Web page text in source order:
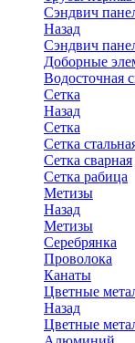
Сэндвич
Назад
Сэндвич
Доборные
Водосточная
Сетка
Назад
Сетка
Сетка
Сетка сварная
Сетка рабица
Метизы
Назад
Метизы
Серебрянка
Проволока
Канаты
Цветные
Назад
Цветные